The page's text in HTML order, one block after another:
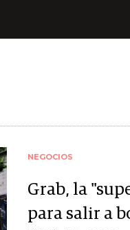
NEGOCIOS
Grab, la
para salir a